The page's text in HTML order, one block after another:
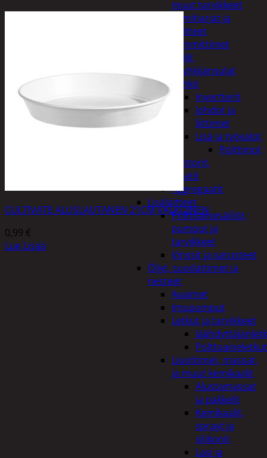
muut tarvikkeet
Lumiharjat ja
peitteet
Lämmittimet
Peilit
Pyyhkijänsulat
Sähkö
Invertterit
Johdot ja
liittimet
Lisä ja työvalot
Polttimot
Irtomoottorit,
aggregaatit
Aggregaatit
Lisälaitteet
Polttoainesäiliöt,
pumput ja
tarvikkeet
Vinssit ja varusteet
Öljyt, suodattimet ja
nesteet
Avaimet
Imupumput
Letkut ja tarvikkeet
Polttoaineletkut
Liuottimet, massat,
ja muut kemikaalit
Alustamassat
ja pakkelit
Kemikaalit,
sprayt ja
silikonit
Lasi ja
CULTIVATE ALUSLAUTANEN 21CM VALKOINEN
0,99 €
Lue Lisää